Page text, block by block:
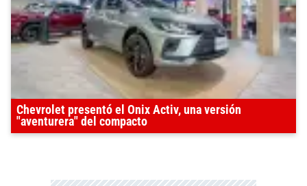
Chevrolet presentó el Onix Activ, una versión
"aventurera" del compacto